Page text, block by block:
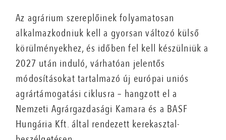
Az agrárium szereplőinek folyamatosan
alkalmazkodniuk kell a gyorsan változó külső
körülményekhez, és időben fel kell készülniük a
2027 után induló, várhatóan jelentős
módosításokat tartalmazó új európai uniós
agrártámogatási ciklusra – hangzott el a
Nemzeti Agrárgazdasági Kamara és a BASF
Hungária Kft. által rendezett kerekasztal-